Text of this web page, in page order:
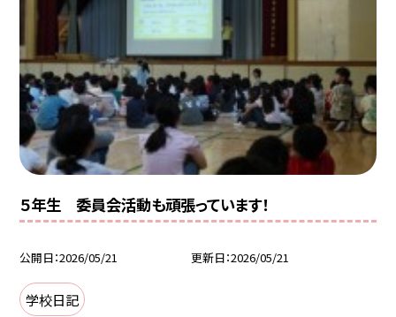
５年生 委員会活動も頑張っています！
公開日 2026/05/21 更新日 2026/05/21
学校日記